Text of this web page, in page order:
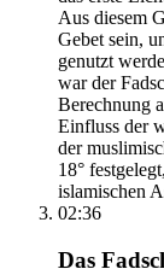
Aus diesem
Gebet sein,
genutzt
war der
Berechnung
Einfluss der
der
18°
islamischen
02:36
Das